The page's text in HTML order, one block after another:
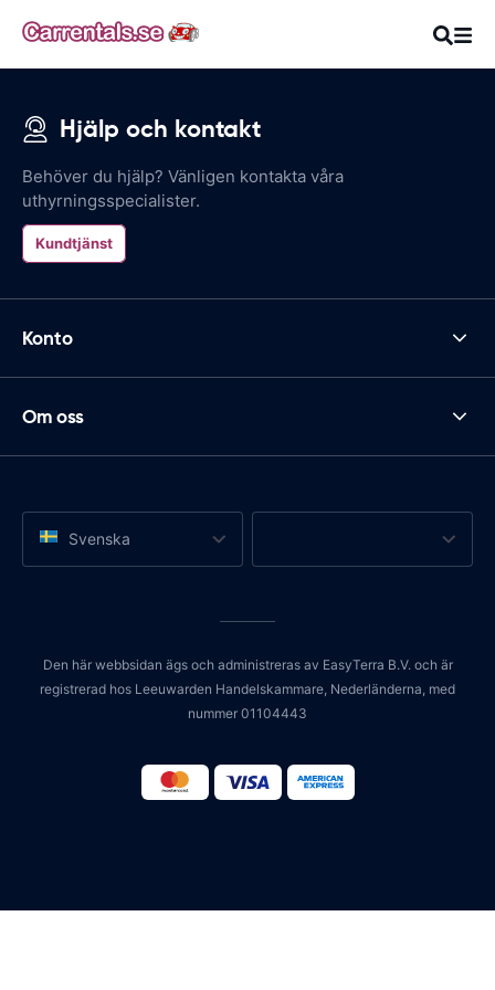
Hjälp och kontakt
Behöver du hjälp? Vänligen kontakta våra
uthyrningsspecialister.
Kundtjänst
Konto
Om oss
Svenska
Den här webbsidan ägs och administreras av EasyTerra B.V. och är
registrerad hos Leeuwarden Handelskammare, Nederländerna, med
nummer 01104443